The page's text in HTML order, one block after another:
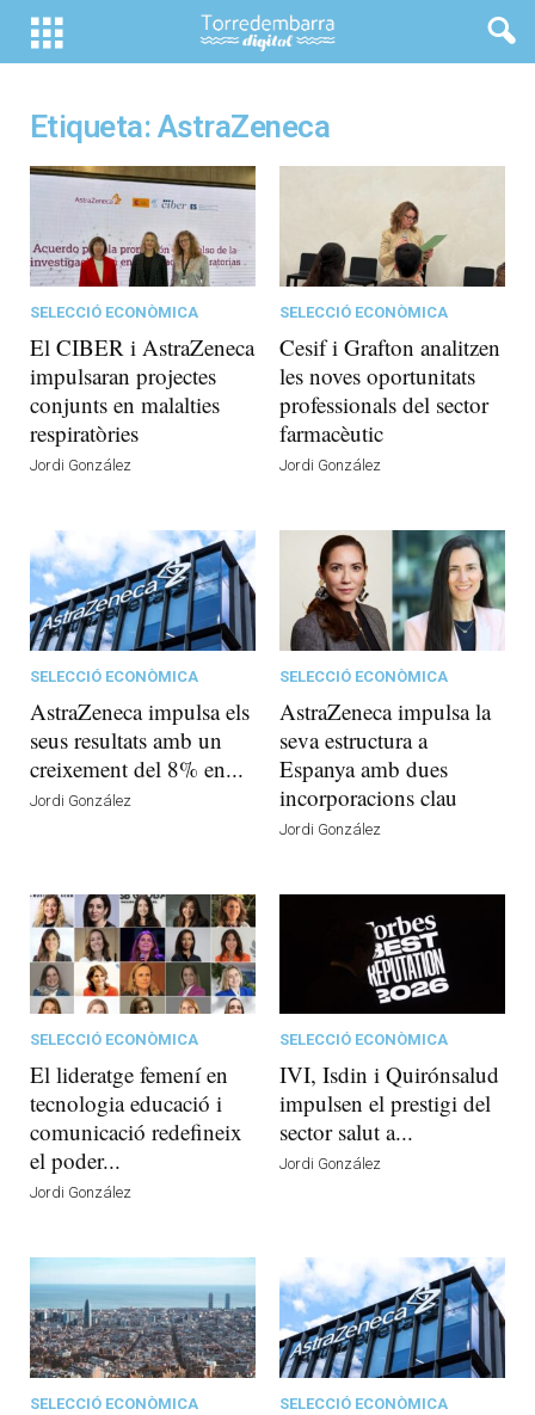
Etiqueta: AstraZeneca
SELECCIÓ ECONÒMICA
El CIBER i AstraZeneca
impulsaran projectes
conjunts en malalties
respiratòries
Jordi González
SELECCIÓ ECONÒMICA
Cesif i Grafton analitzen
les noves oportunitats
professionals del sector
farmacèutic
Jordi González
SELECCIÓ ECONÒMICA
AstraZeneca impulsa els
seus resultats amb un
creixement del 8% en...
Jordi González
SELECCIÓ ECONÒMICA
AstraZeneca impulsa la
seva estructura a
Espanya amb dues
incorporacions clau
Jordi González
SELECCIÓ ECONÒMICA
El lideratge femení en
tecnologia educació i
comunicació redefineix
el poder...
Jordi González
SELECCIÓ ECONÒMICA
IVI, Isdin i Quirónsalud
impulsen el prestigi del
sector salut a...
Jordi González
SELECCIÓ ECONÒMICA SELECCIÓ ECONÒMICA